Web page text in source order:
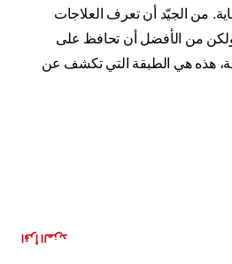
من الجيّد أن تعرف العلاجات
ولكن من الأفضل أن تحافظ على
هذه هي الطبقة التي تكشف عن
اقرأ المزيد